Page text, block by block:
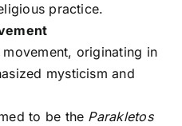
practice.
movement, originating in
mysticism and
to be the Parakletos